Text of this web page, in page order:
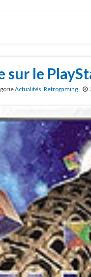
sur le
Actualités, Retrogaming